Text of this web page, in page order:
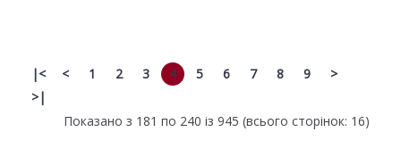
|< < 1 2 3 4 5 6 7 8 9
>
>|
Показано з 181 по 240 із 945 (всього сторінок: 16)